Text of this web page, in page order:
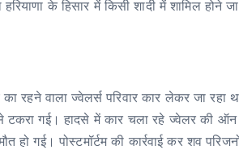
के हिसार में किसी शादी में शामिल होने जा
रहने वाला ज्वेलर्स परिवार कार लेकर जा रहा
गई। हादसे में कार चला रहे ज्वेलर की ऑन
हो गई। पोस्टमॉर्टम की कार्रवाई कर शव